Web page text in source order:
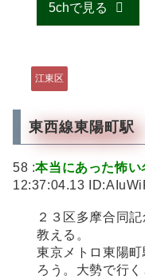
5chで見る
江東区
東西線東陽町駅
58 :本当にあった怖い
12:37:04.13
２３区多摩合同
教える。
東京メトロ東陽
ろう。大勢で行